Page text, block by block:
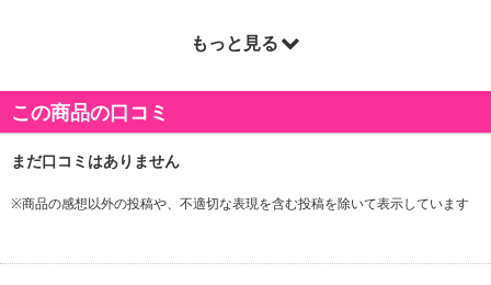
特A米にも選ばれた実績がある山梨県産ひのひかり。 釜無川の豊か
ひかりとなります。
かり ●産年：令和7年産 ●使用割合：単一原料米 ●内容量：30kg●調
もっと見る
この商品の口コミ
※商品の感想以外の投稿や、不適切な表現を含む投稿を除いて表示しています